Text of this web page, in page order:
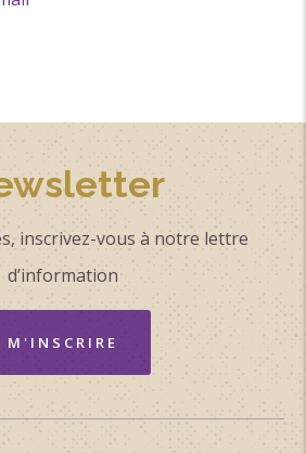
- impact social 3
inscrivez-vous à notre lettre
d’information
M'INSCRIRE